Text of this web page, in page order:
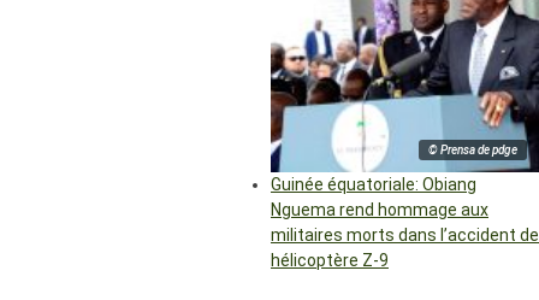
© Prensa de pdge
Guinée équatoriale: Obiang
Nguema rend hommage aux
militaires morts dans l’accident de
hélicoptère Z-9